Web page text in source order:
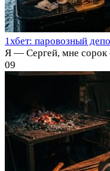
1хбет: паровозный
Я — Сергей, мне сорок
09